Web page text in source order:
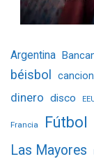
Argentina
béisbol
dinero disco
Francia Fútbol
Las Mayores